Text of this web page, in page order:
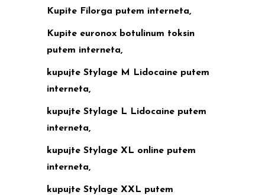
Kupite Filorga putem interneta,
Kupite euronox botulinum toksin
putem interneta,
kupujte Stylage M Lidocaine putem
interneta,
kupujte Stylage L Lidocaine putem
interneta,
kupujte Stylage XL online putem
interneta,
kupujte Stylage XXL putem